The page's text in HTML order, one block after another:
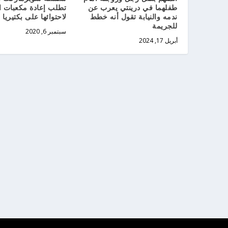
طفلهما في درينتي يعرب عن
ندمه والنيابة تقول أنه خطط
للجريمة
أبريل 17, 2024
تطلب إعادة مكعبات
لاحتوائها على بكتيريا
سبتمبر 6, 2020